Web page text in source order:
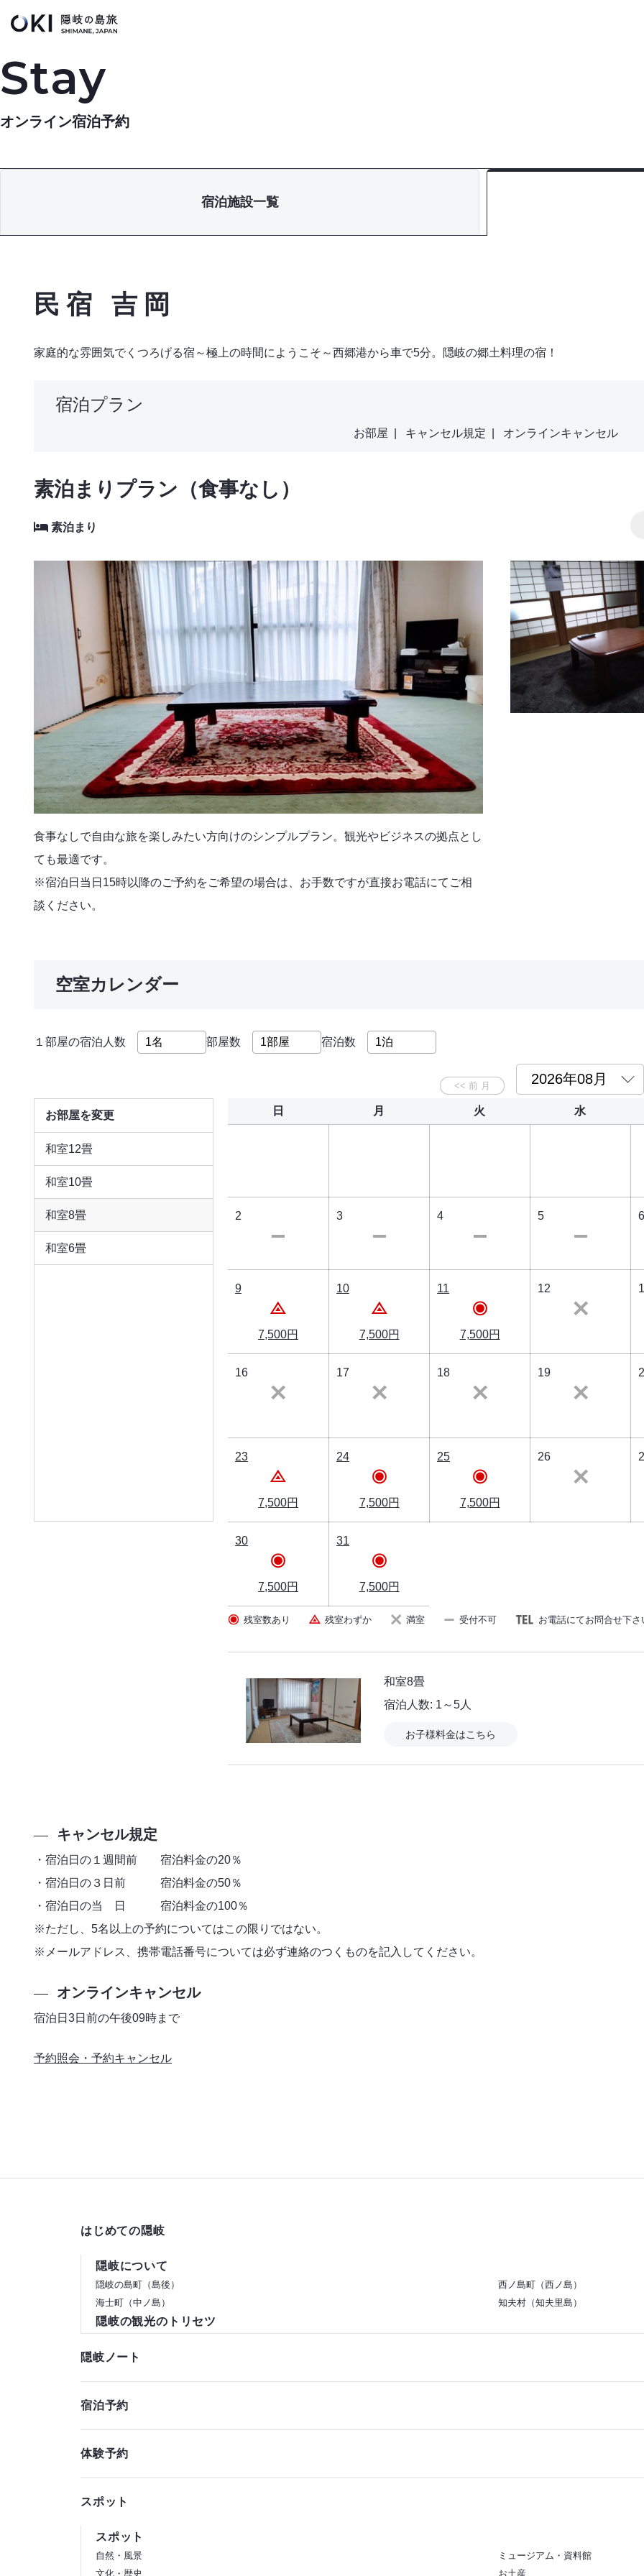
Stay
オンライン宿泊予約
宿泊施設一覧
民宿 吉岡
家庭的な雰囲気でくつろげる宿～極上の時間にようこそ～西郷港から車で5分。隠岐の郷土料理の宿！
宿泊プラン
お部屋 キャンセル規定 オンラインキャンセル
素泊まりプラン（食事なし）
素泊まり
食事なしで自由な旅を楽しみたい方向けのシンプルプラン。観光やビジネスの拠点とし
ても最適です。
※宿泊日当日15時以降のご予約をご希望の場合は、お手数ですが直接お電話にてご相
談ください。
空室カレンダー
１部屋の宿泊人数 部屋数 宿泊数
お部屋を変更
和室12畳
和室10畳
和室8畳
和室6畳
日 月 火 水
2 3 4 5 6
9
7,500円
10
7,500円
11
7,500円
12
16 17 18 19
23
7,500円
24
7,500円
25
7,500円
26
30
7,500円
31
7,500円
残室数あり 残室わずか 満室 受付不可 お電話にてお問合せ下さ
和室8畳
宿泊人数: 1～5人
お子様料金はこちら
キャンセル規定
・宿泊日の１週間前 宿泊料金の20％
・宿泊日の３日前 宿泊料金の50％
・宿泊日の当 日 宿泊料金の100％
※ただし、5名以上の予約についてはこの限りではない。
※メールアドレス、携帯電話番号については必ず連絡のつくものを記入してください。
オンラインキャンセル
宿泊日3日前の午後09時まで
予約照会・予約キャンセル
はじめての隠岐
隠岐について
隠岐の島町（島後）
西ノ島町（西ノ島）
海士町（中ノ島）
知夫村（知夫里島）
隠岐の観光のトリセツ
隠岐ノート
宿泊予約
体験予約
スポット
スポット
自然・風景
ミュージアム・資料館
文化・歴史
お土産